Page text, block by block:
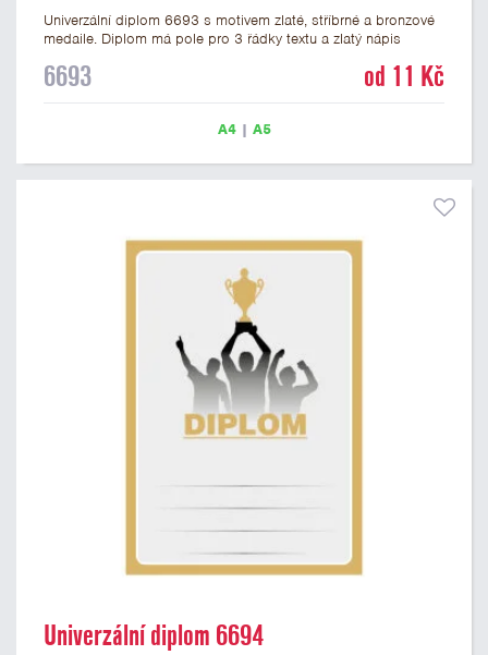
Univerzální diplom 6693 s motivem zlaté, stříbrné a bronzové
medaile. Diplom má pole pro 3 řádky textu a zlatý nápis
Tento univerzální diplom je vhodný pro většinu událostí, ke
6693 od 11 Kč
A4| A5
Univerzální diplom 6694